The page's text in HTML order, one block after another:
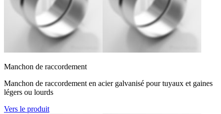
Manchon de raccordement
Manchon de raccordement en acier galvanisé pour tuyaux et gaines
légers ou lourds
Vers le produit